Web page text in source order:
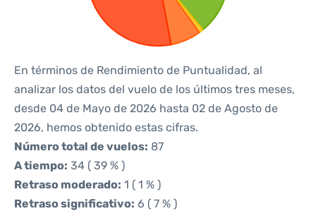
En términos de Rendimiento de Puntualidad, al
analizar los datos del vuelo de los últimos tres meses,
desde 04 de Mayo de 2026 hasta 02 de Agosto de
2026, hemos obtenido estas cifras.
Número total de vuelos: 87
A tiempo: 34 ( 39 % )
Retraso moderado: 1 ( 1 % )
Retraso significativo: 6 ( 7 % )